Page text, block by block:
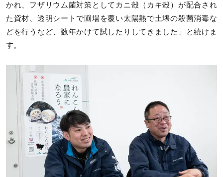
かれ、フザリウム菌対策としてカニ殻（カキ殻）が配合され
た資材、透明シートで圃場を覆い太陽熱で土壌の殺菌消毒な
どを行うなど、数年かけて試したりしてきました」と続けま
す。